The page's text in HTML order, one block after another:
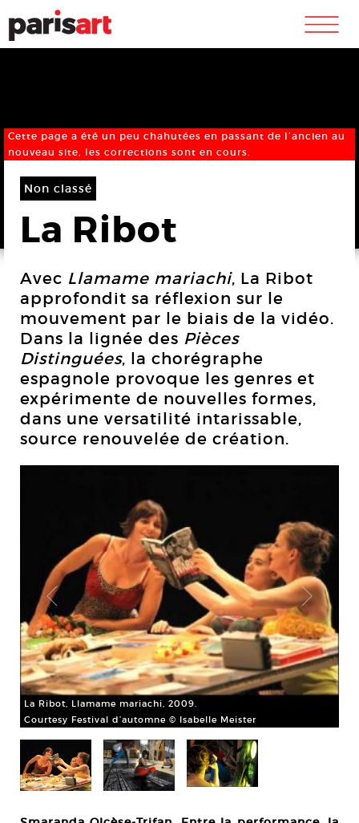
m
Cette page a été un peu chahutées en passant de l’ancien au
nouveau site, les corrections sont en cours.
Non classé
La Ribot
Avec Llamame mariachi, La Ribot
approfondit sa réflexion sur le
mouvement par le biais de la vidéo.
Dans la lignée des Pièces
Distinguées, la chorégraphe
espagnole provoque les genres et
expérimente de nouvelles formes,
dans une versatilité intarissable,
source renouvelée de création.
La Ribot, Llamame mariachi, 2009.
Courtesy Festival d’automne © Isabelle Meister